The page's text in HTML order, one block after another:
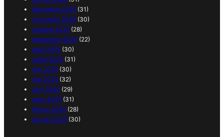
décembre 2025 (31)
novembre 2025 (30)
octobre 2025 (28)
septembre 2025 (22)
août 2025 (30)
juillet 2025 (31)
juin 2025 (30)
mai 2025 (32)
avril 2025 (29)
mars 2025 (31)
février 2025 (28)
janvier 2025 (30)